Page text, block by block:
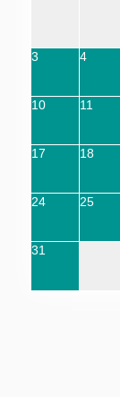
3 4
10 11
17 18
24 25
31